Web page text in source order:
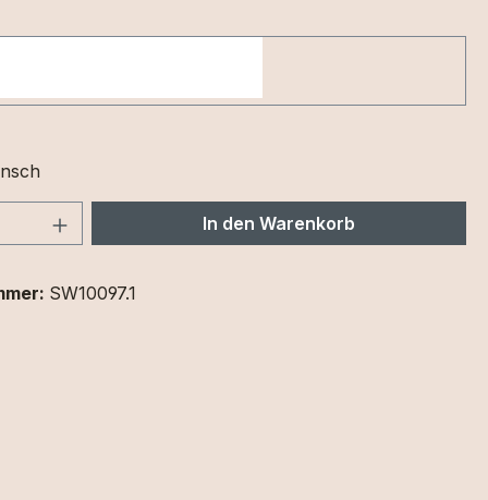
Anzahl: Gib den gewünschten Wert
In den Warenkorb
SW10097.1